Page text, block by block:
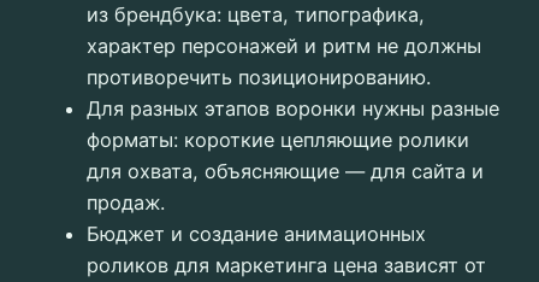
из брендбука: цвета, типографика,
характер персонажей и ритм не должны
противоречить позиционированию.
Для разных этапов воронки нужны разные
форматы: короткие цепляющие ролики
для охвата, объясняющие — для сайта и
продаж.
Бюджет и создание анимационных
роликов для маркетинга цена зависят от